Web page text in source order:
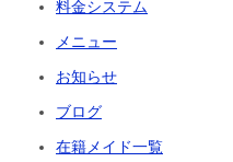
料金システム
メニュー
お知らせ
ブログ
在籍メイド一覧